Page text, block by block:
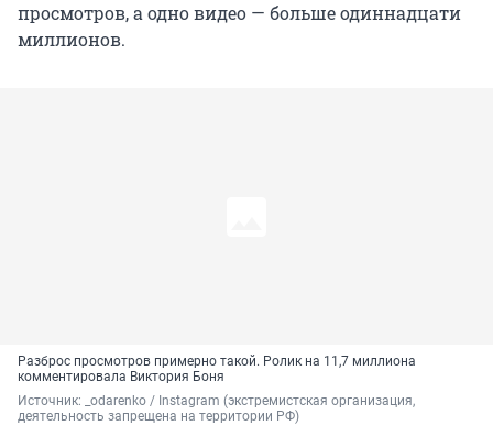
просмотров, а одно видео — больше одиннадцати
миллионов.
Разброс просмотров примерно такой. Ролик на 11,7 миллиона
комментировала Виктория Боня
Источник:
_odarenko / Instagram (экстремистская организация,
деятельность запрещена на территории РФ)